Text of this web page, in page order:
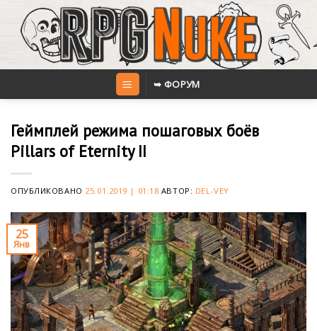
content
➥ ФОРУМ
Геймплей режима пошаговых боёв
Pillars of Eternity II
ОПУБЛИКОВАНО 25.01.2019 | 01:18 АВТОР: DEL-VEY
25
Янв